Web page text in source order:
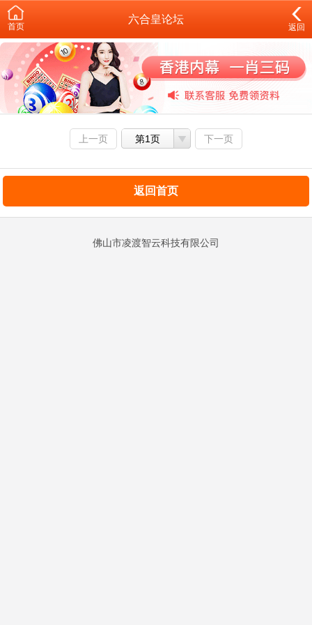
首页
六合皇论坛
返回
上一页 第1页 下一页
返回首页
佛山市凌渡智云科技有限公司